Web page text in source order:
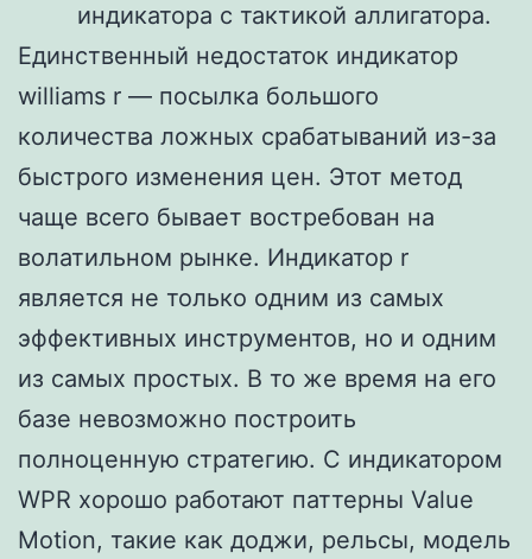
индикатора с тактикой аллигатора.
Единственный недостаток индикатор
williams r — посылка большого
количества ложных срабатываний из-за
быстрого изменения цен. Этот метод
чаще всего бывает востребован на
волатильном рынке. Индикатор r
является не только одним из самых
эффективных инструментов, но и одним
из самых простых. В то же время на его
базе невозможно построить
полноценную стратегию. С индикатором
WPR хорошо работают паттерны Value
Motion, такие как доджи, рельсы, модель